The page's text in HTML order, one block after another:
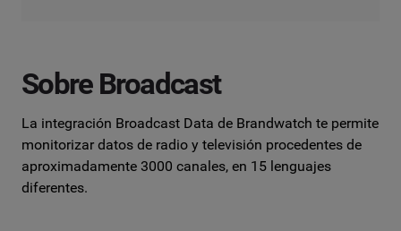
Sobre Broadcast
La integración Broadcast Data de Brandwatch te permite
monitorizar datos de radio y televisión procedentes de
aproximadamente 3000 canales, en 15 lenguajes
diferentes.